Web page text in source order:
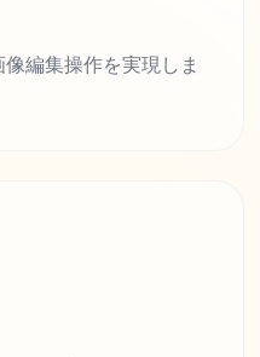
編集操作を実現しま